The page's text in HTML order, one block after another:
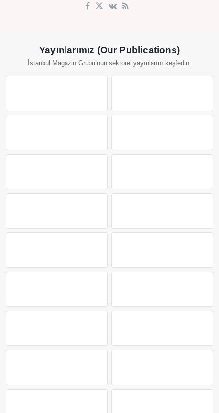
Yayınlarımız (Our Publications)
İstanbul Magazin Grubu’nun sektörel yayınlarını keşfedin.